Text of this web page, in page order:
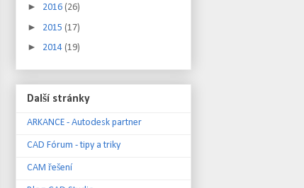
► 2016 (26)
► 2015 (17)
► 2014 (19)
Další stránky
ARKANCE - Autodesk partner
CAD Fórum - tipy a triky
CAM řešení